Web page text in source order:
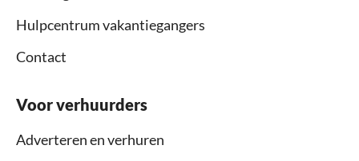
Hulpcentrum vakantiegangers
Contact
Voor verhuurders
Adverteren en verhuren